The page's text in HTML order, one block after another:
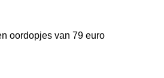
oordopjes van 79 euro